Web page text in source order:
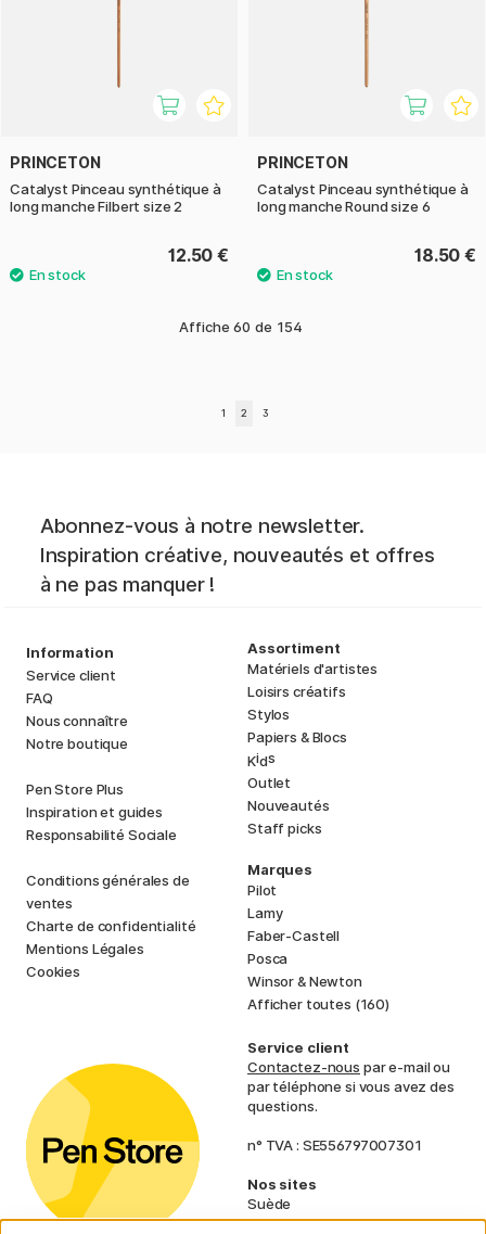
PRINCETON
Catalyst Pinceau synthétique à
long manche Filbert size 2
12.50 €
PRINCETON
Catalyst Pinceau synthétique à
long manche Round size 6
18.50 €
Affiche 60 de 154
1 2 3
Abonnez-vous à notre newsletter.
Inspiration créative, nouveautés et offres
à ne pas manquer !
Information
Service client
FAQ
Nous connaître
Notre boutique
Pen Store Plus
Inspiration et guides
Responsabilité Sociale
Conditions générales de
ventes
Charte de confidentialité
Mentions Légales
Cookies
Assortiment
Matériels d'artistes
Loisirs créatifs
Stylos
Papiers & Blocs
Kids
Outlet
Nouveautés
Staff picks
Marques
Pilot
Lamy
Faber-Castell
Posca
Winsor & Newton
Afficher toutes (160)
Service client
Contactez-nous par e-mail ou
par téléphone si vous avez des
questions.
n° TVA : SE556797007301
Nos sites
Suède
Norvège